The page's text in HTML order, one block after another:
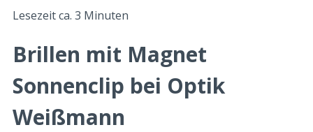
Lesezeit ca. 3 Minuten
Brillen mit Magnet
Sonnenclip bei Optik
Weißmann